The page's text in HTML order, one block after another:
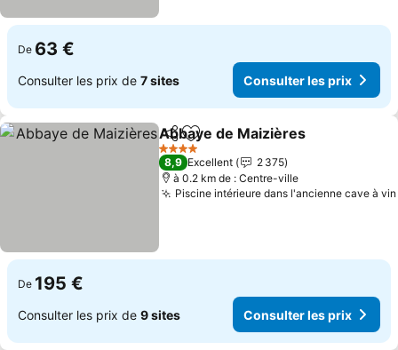
De 63 €
Consulter les prix de 7 sites Consulter les prix
PartagerAjouter à mes favoris
Abbaye de Maizières
4 Étoiles
8,9 Excellent
2 375
à 0.2 km de : Centre-ville
Piscine intérieure dans l'ancienne cave à vin
De 195 €
Consulter les prix de 9 sites Consulter les prix